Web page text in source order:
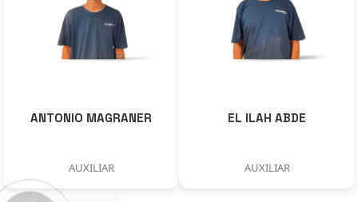
ANTONIO MAGRANER
AUXILIAR
EL ILAH ABDE
AUXILIAR